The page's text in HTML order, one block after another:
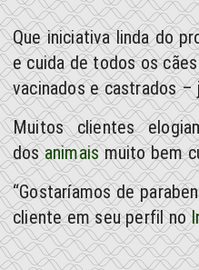
Que iniciativa linda do
e cuida de todos os
vacinados e castrados
Muitos clientes
dosanimaismuito bem
“Gostaríamos de
cliente em seu perfil no